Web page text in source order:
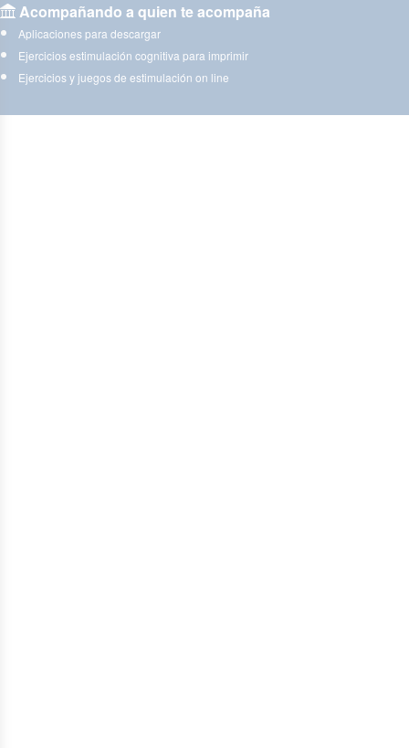
Acompañando a quien te acompaña
Aplicaciones para descargar
Ejercicios estimulación cognitiva para imprimir
Ejercicios y juegos de estimulación on line